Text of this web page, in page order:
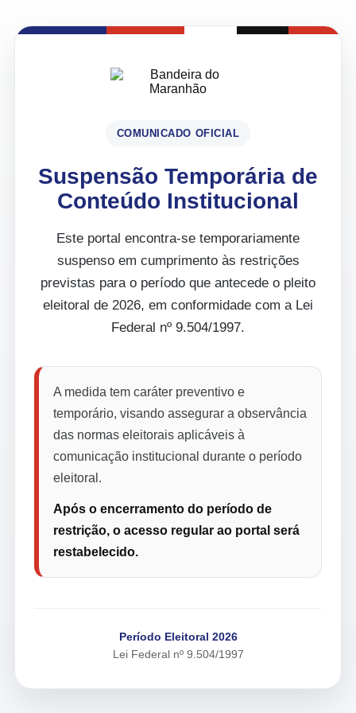
COMUNICADO OFICIAL
Suspensão Temporária de
Conteúdo Institucional
Este portal encontra-se temporariamente
suspenso em cumprimento às restrições
previstas para o período que antecede o pleito
eleitoral de 2026, em conformidade com a Lei
Federal nº 9.504/1997.
A medida tem caráter preventivo e
temporário, visando assegurar a observância
das normas eleitorais aplicáveis à
comunicação institucional durante o período
eleitoral.
Após o encerramento do período de
restrição, o acesso regular ao portal será
restabelecido.
Período Eleitoral 2026
Lei Federal nº 9.504/1997